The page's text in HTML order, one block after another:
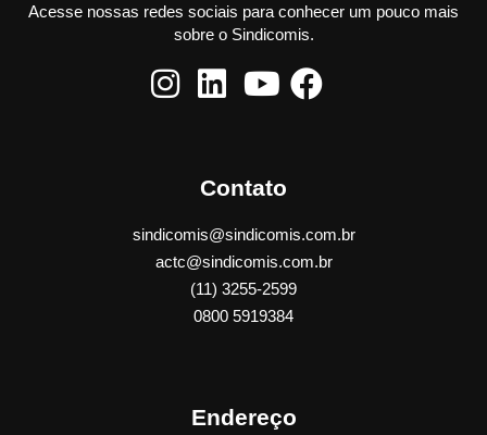
Acesse nossas redes sociais para conhecer um pouco mais
sobre o Sindicomis.
Contato
sindicomis@sindicomis.com.br
actc@sindicomis.com.br
(11) 3255-2599
0800 5919384
Endereço